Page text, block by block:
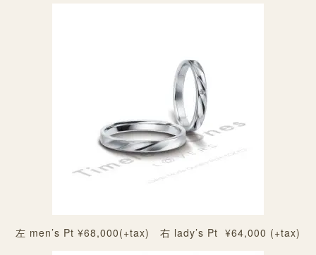
左 men’s Pt ¥68,000(+tax) 右 lady’s Pt ¥64,000 (+tax)